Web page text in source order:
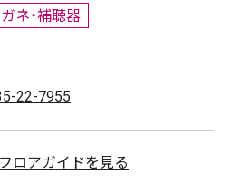
ネ・補聴器
22-7955
フロアガイドを見る